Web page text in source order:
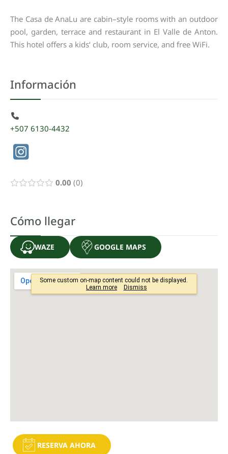
The Casa de AnaLu are cabin–style rooms with an outdoor
pool, garden, terrace and restaurant in El Valle de Anton.
This hotel offers a kids‘ club, room service, and free WiFi.
Información
+507 6130-4432
0.00 0
Cómo llegar
WAZE GOOGLE MAPS
RESERVA AHORA